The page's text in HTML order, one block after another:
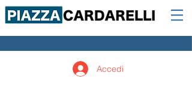
Accedi